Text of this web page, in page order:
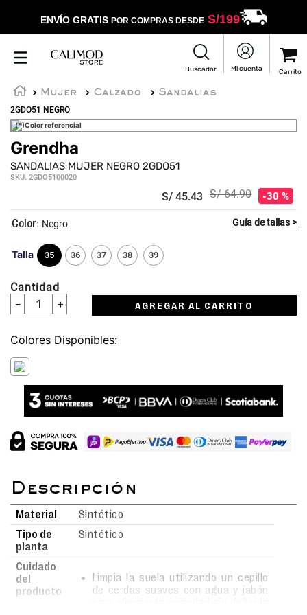
ENVÍO GRATIS POR COMPRAS DESDES/199
Mujer Calzado
Sandalias
2GDO51 NEGRO
(*)Color referencial
Grendha
SANDALIAS MUJER NEGRO 2GDO51
SKU: 2GDO5100020
S/ 45.43 S/ 64.90 30 %
Talla 35 36 37 38 39
: Negro
Cantidad
＋
－ AGREGAR AL CARRITO
Colores
Material
Sintético
Tipo de
planta
Sintético
Cuidado
del
producto
Limpia la suela utilizando un cepillo
de cerdas suaves con agua y jabón